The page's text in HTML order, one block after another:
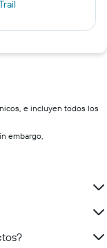
e incluyen todos los
embargo,